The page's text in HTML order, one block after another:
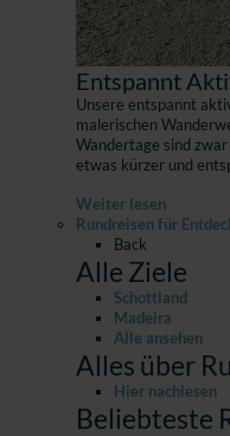
Entspannt
Unsere entspannt
malerischen
Wandertage sind
etwas kürzer und
Weiter lesen
Rundreisen für
Back
Alle Ziele
Schottland
Madeira
Alle ansehen
Alles über
Hier nachlesen
Beliebteste